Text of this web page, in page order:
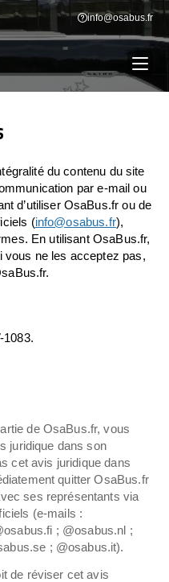
info@osabus.fr
Show dropdown
du contenu du site
par e-mail ou
d’utiliser OsaBus.fr ou de
(info@osabus.fr),
En utilisant OsaBus.fr,
ne les acceptez pas,
1083.
de OsaBus.fr, vous
juridique dans son
cet avis juridique dans
quitter OsaBus.fr
ses représentants via
(e-mails :
; @osabus.nl ;
; @osabus.it).
de réviser cet avis